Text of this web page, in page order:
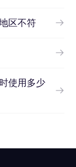
区不符
使用多少